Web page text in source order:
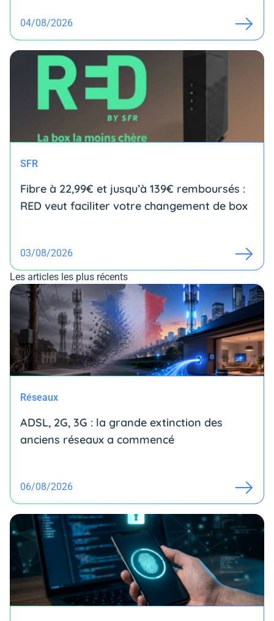
04/08/2026
SFR
Fibre à 22,99€ et jusqu’à 139€ remboursés :
RED veut faciliter votre changement de box
03/08/2026
Les articles les plus récents
Réseaux
ADSL, 2G, 3G : la grande extinction des
anciens réseaux a commencé
06/08/2026